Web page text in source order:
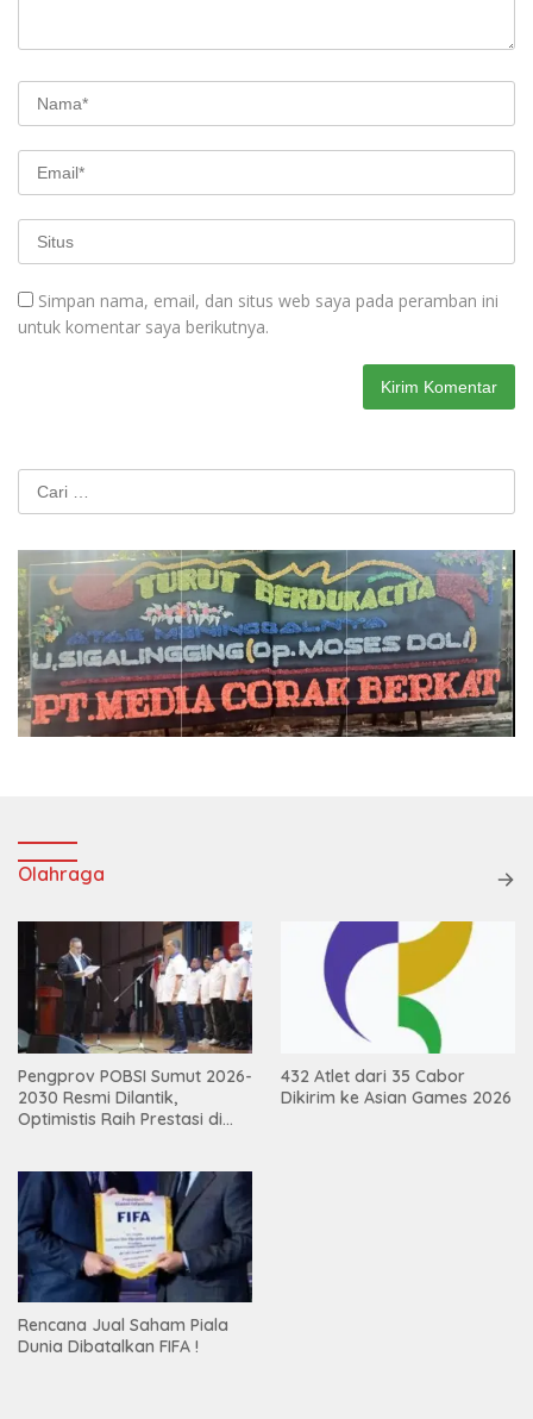
Simpan nama, email, dan situs web saya pada peramban ini
untuk komentar saya berikutnya.
Olahraga
Pengprov POBSI Sumut 2026-
2030 Resmi Dilantik,
Optimistis Raih Prestasi di
432 Atlet dari 35 Cabor
Dikirim ke Asian Games 2026
Rencana Jual Saham Piala
Dunia Dibatalkan FIFA !